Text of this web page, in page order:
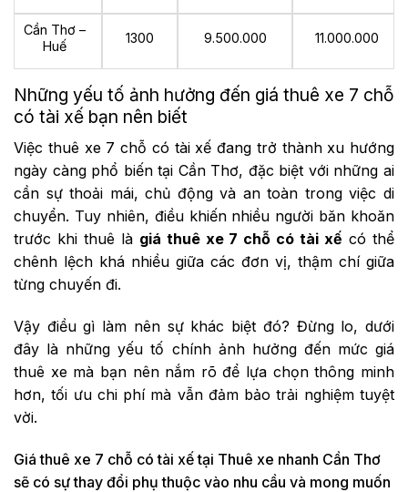
Cần Thơ –
Huế
1300 9.500.000 11.000.000
Những yếu tố ảnh hưởng đến giá thuê xe 7 chỗ
có tài xế bạn nên biết
Việc thuê xe 7 chỗ có tài xế đang trở thành xu hướng
ngày càng phổ biến tại Cần Thơ, đặc biệt với những ai
cần sự thoải mái, chủ động và an toàn trong việc di
chuyển. Tuy nhiên, điều khiến nhiều người băn khoăn
trước khi thuê là giá thuê xe 7 chỗ có tài xế có thể
chênh lệch khá nhiều giữa các đơn vị, thậm chí giữa
từng chuyến đi.
Vậy điều gì làm nên sự khác biệt đó? Đừng lo, dưới
đây là những yếu tố chính ảnh hưởng đến mức giá
thuê xe mà bạn nên nắm rõ để lựa chọn thông minh
hơn, tối ưu chi phí mà vẫn đảm bảo trải nghiệm tuyệt
vời.
Giá thuê xe 7 chỗ có tài xế tại Thuê xe nhanh Cần Thơ
sẽ có sự thay đổi phụ thuộc vào nhu cầu và mong muốn